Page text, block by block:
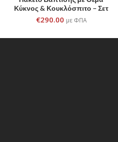
Κύκνος & Κουκλόσπιτο – Σετ
5 Τεμαχίων
€290.00 με ΦΠΑ